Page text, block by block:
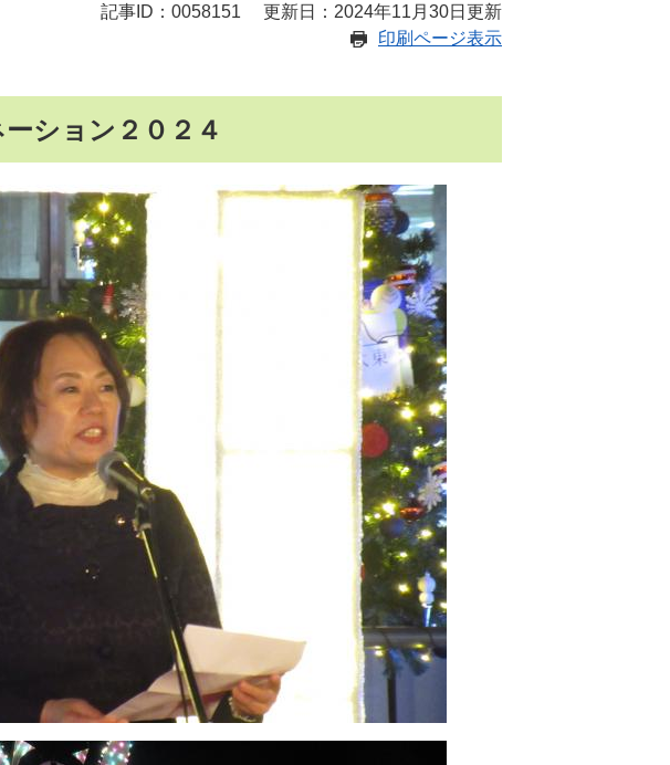
記事ID：0058151
更新日：2024年11月30日更新
印刷ページ表示
ション２０２４